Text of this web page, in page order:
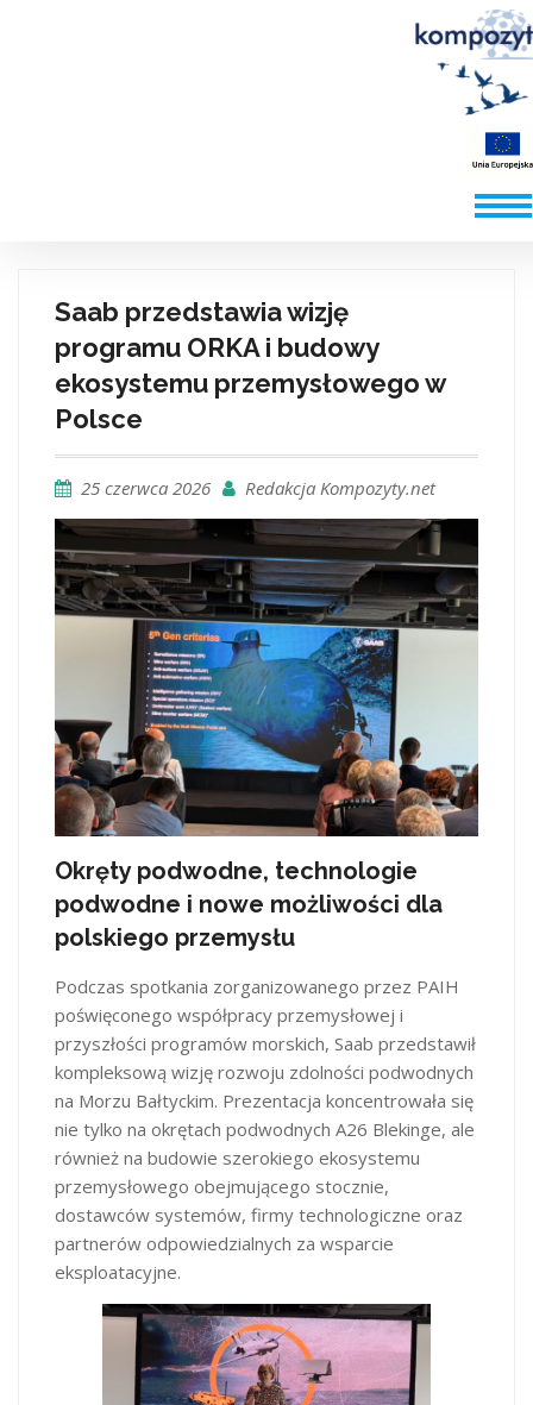
Saab przedstawia wizję
programu ORKA i budowy
ekosystemu przemysłowego w
Polsce
25 czerwca 2026 Redakcja Kompozyty.net
Okręty podwodne, technologie
podwodne i nowe możliwości dla
polskiego przemysłu
Podczas spotkania zorganizowanego przez PAIH
poświęconego współpracy przemysłowej i
przyszłości programów morskich, Saab przedstawił
kompleksową wizję rozwoju zdolności podwodnych
na Morzu Bałtyckim. Prezentacja koncentrowała się
nie tylko na okrętach podwodnych A26 Blekinge, ale
również na budowie szerokiego ekosystemu
przemysłowego obejmującego stocznie,
dostawców systemów, firmy technologiczne oraz
partnerów odpowiedzialnych za wsparcie
eksploatacyjne.